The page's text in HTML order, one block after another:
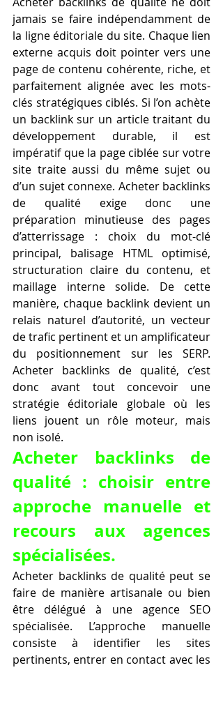
jamais se faire indépendamment de
la ligne éditoriale du site. Chaque lien
externe acquis doit pointer vers une
page de contenu cohérente, riche, et
parfaitement alignée avec les mots-
clés stratégiques ciblés. Si l’on achète
un backlink sur un article traitant du
développement durable, il est
impératif que la page ciblée sur votre
site traite aussi du même sujet ou
d’un sujet connexe. Acheter backlinks
de qualité exige donc une
préparation minutieuse des pages
d’atterrissage : choix du mot-clé
principal, balisage HTML optimisé,
structuration claire du contenu, et
maillage interne solide. De cette
manière, chaque backlink devient un
relais naturel d’autorité, un vecteur
de trafic pertinent et un amplificateur
du positionnement sur les SERP.
Acheter backlinks de qualité, c’est
donc avant tout concevoir une
stratégie éditoriale globale où les
liens jouent un rôle moteur, mais
non isolé.
Acheter backlinks de
qualité : choisir entre
approche manuelle et
recours aux agences
spécialisées.
Acheter backlinks de qualité peut se
faire de manière artisanale ou bien
être délégué à une agence SEO
spécialisée. L’approche manuelle
consiste à identifier les sites
pertinents, entrer en contact avec les